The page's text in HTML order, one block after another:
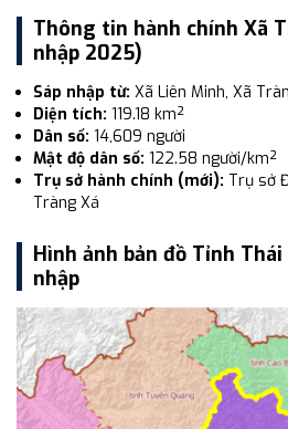
Thông tin hành chính Xã
nhập 2025)
Sáp nhập từ: Xã Liên Minh, Xã
Diện tích: 119.18 km²
Dân số: 14,609 người
Mật độ dân số: 122.58 người/km²
Trụ sở hành chính (mới): Trụ sở
Tràng Xá
Hình ảnh bản đồ Tỉnh
nhập